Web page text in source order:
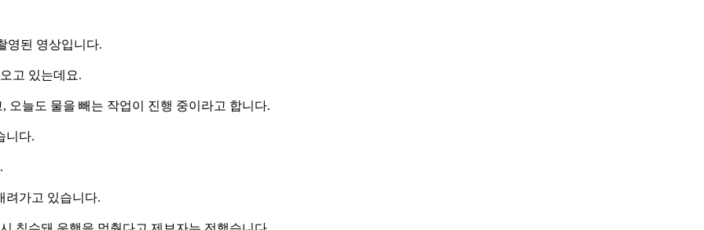
영된 영상입니다.
고 있는데요.
오늘도 물을 빼는 작업이 진행 중이라고 합니다.
니다.
려가고 있습니다.